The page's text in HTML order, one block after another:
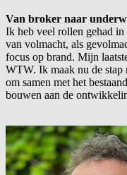
Van broker naar
Ik heb veel rollen gehad
van volmacht, als
focus op brand. Mijn
WTW. Ik maak nu de stap
om samen met het
bouwen aan de